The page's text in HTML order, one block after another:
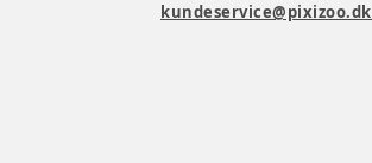
kundeservice@pixizoo.dk